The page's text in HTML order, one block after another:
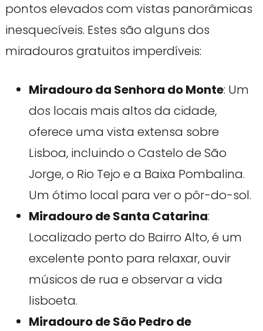
pontos elevados com vistas panorâmicas
inesquecíveis. Estes são alguns dos
miradouros gratuitos imperdíveis:
Miradouro da Senhora do Monte: Um
dos locais mais altos da cidade,
oferece uma vista extensa sobre
Lisboa, incluindo o Castelo de São
Jorge, o Rio Tejo e a Baixa Pombalina.
Um ótimo local para ver o pôr-do-sol.
Miradouro de Santa Catarina:
Localizado perto do Bairro Alto, é um
excelente ponto para relaxar, ouvir
músicos de rua e observar a vida
lisboeta.
Miradouro de São Pedro de